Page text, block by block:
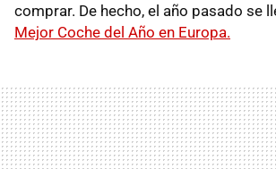
comprar. De hecho, el año pasado se
Mejor Coche del Año en Europa.